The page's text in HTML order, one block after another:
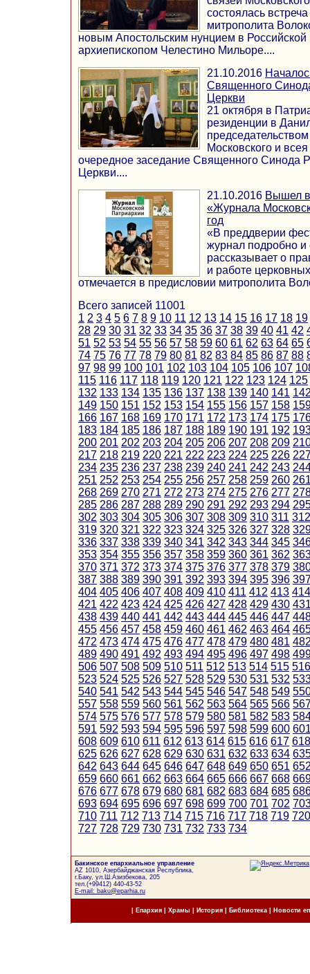
состоялась
митрополита
новым Апостольским нунцием в
архиепископом Челестино Мильоре....
21.10.2016
Священного
Церкви
21 октября в
резиденции в
Московского и
очередное заседание Священного Синода
Церкви....
21.10.2016 Вышел в
«Журнала
год
«В преддверии
журнал подробно и
рассказывает о
и работе
отмечается в предисловии митрополита
Всего записей 11001
1 2 3 4 5 6 7 8 9 10 11 12 13 14 15 16 17 18 19
28 29 30 31 32 33 34 35 36 37 38 39 40 41 42
51 52 53 54 55 56 57 58 59 60 61 62 63 64 65
74 75 76 77 78 79 80 81 82 83 84 85 86 87 88
97 98 99 100 101 102 103 104 105 106 107
115 116 117 118 119 120 121 122 123 124 125
132 133 134 135 136 137 138 139 140 141
149 150 151 152 153 154 155 156 157 158
166 167 168 169 170 171 172 173 174 175
183 184 185 186 187 188 189 190 191 192
200 201 202 203 204 205 206 207 208 209
217 218 219 220 221 222 223 224 225 226
234 235 236 237 238 239 240 241 242 243
251 252 253 254 255 256 257 258 259 260
268 269 270 271 272 273 274 275 276 277
285 286 287 288 289 290 291 292 293 294
302 303 304 305 306 307 308 309 310 311 312
319 320 321 322 323 324 325 326 327 328
336 337 338 339 340 341 342 343 344 345
353 354 355 356 357 358 359 360 361 362
370 371 372 373 374 375 376 377 378 379
387 388 389 390 391 392 393 394 395 396
404 405 406 407 408 409 410 411 412 413 414
421 422 423 424 425 426 427 428 429 430
438 439 440 441 442 443 444 445 446 447
455 456 457 458 459 460 461 462 463 464
472 473 474 475 476 477 478 479 480 481
489 490 491 492 493 494 495 496 497 498
506 507 508 509 510 511 512 513 514 515 516
523 524 525 526 527 528 529 530 531 532
540 541 542 543 544 545 546 547 548 549
557 558 559 560 561 562 563 564 565 566
574 575 576 577 578 579 580 581 582 583
591 592 593 594 595 596 597 598 599 600
608 609 610 611 612 613 614 615 616 617 618
625 626 627 628 629 630 631 632 633 634
642 643 644 645 646 647 648 649 650 651
659 660 661 662 663 664 665 666 667 668
676 677 678 679 680 681 682 683 684 685
693 694 695 696 697 698 699 700 701 702
710 711 712 713 714 715 716 717 718 719 720
727 728 729 730 731 732 733 734
Бакинское епархиальное управление
AZ 1010, Азербайджанская Республика,
г.Баку, ул.Ш.Азизбекова, 205
тел.(+99412) 440-43-52
E-mail: baku@eparhia.ru
Епархия| Храмы История| Библиотека Новости